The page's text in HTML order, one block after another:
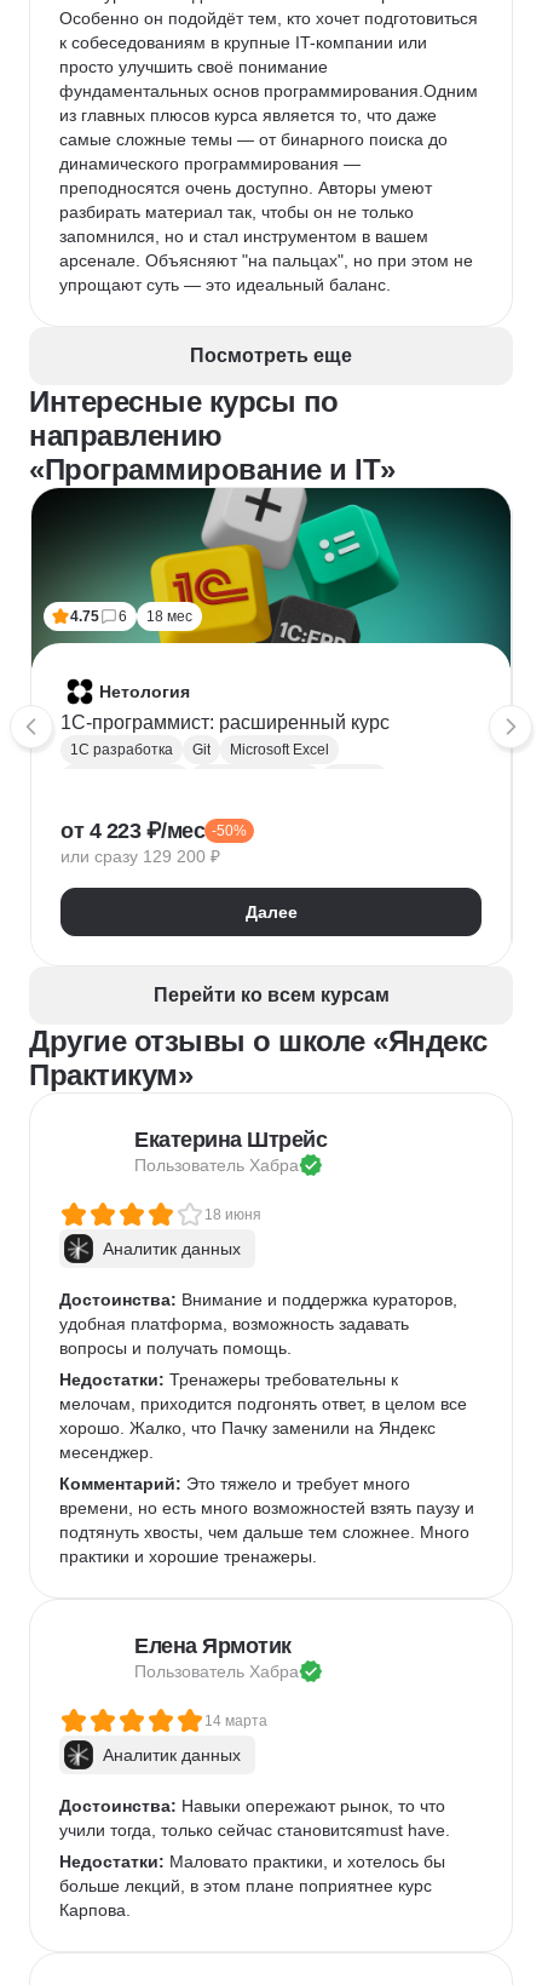
Особенно он подойдёт тем, кто хочет подготовиться
к собеседованиям в крупные IT-компании или
просто улучшить своё понимание
фундаментальных основ программирования.Одним
из главных плюсов курса является то, что даже
самые сложные темы — от бинарного поиска до
динамического программирования —
преподносятся очень доступно. Авторы умеют
разбирать материал так, чтобы он не только
запомнился, но и стал инструментом в вашем
арсенале. Объясняют "на пальцах", но при этом не
упрощают суть — это идеальный баланс.
Посмотреть еще
Интересные курсы по
направлению
«Программирование и IT»
4.75 6 18 мес
Нетология
1C-программист: расширенный курс
1С разработка Git
Microsoft Excel
Конфигурирование 1С
от 4 223 ₽/мес -50%
или сразу 129 200 ₽
Далее
Перейти ко всем курсам
Другие отзывы о школе «Яндекс
Практикум»
Екатерина Штрейс
Пользователь Хабра
18 июня
Аналитик данных
Достоинства: Внимание и поддержка кураторов,
удобная платформа, возможность задавать
вопросы и получать помощь.
Недостатки: Тренажеры требовательны к
мелочам, приходится подгонять ответ, в целом все
хорошо. Жалко, что Пачку заменили на Яндекс
месенджер.
Комментарий: Это тяжело и требует много
времени, но есть много возможностей взять паузу и
подтянуть хвосты, чем дальше тем сложнее. Много
практики и хорошие тренажеры.
Елена Ярмотик
Пользователь Хабра
14 марта
Аналитик данных
Достоинства: Навыки опережают рынок, то что
учили тогда, только сейчас становитсяmust have.
Недостатки: Маловато практики, и хотелось бы
больше лекций, в этом плане поприятнее курс
Карпова.